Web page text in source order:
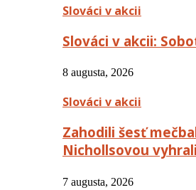
Slováci v akcii
Slováci v akcii:
8 augusta, 2026
Slováci v akcii
Zahodili šesť
Nichollsovou
7 augusta, 2026